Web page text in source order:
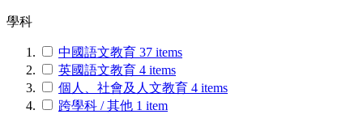
學科
中國語文教育 37 items
英國語文教育 4 items
個人、社會及人文教育 4 items
跨學科 / 其他 1 item